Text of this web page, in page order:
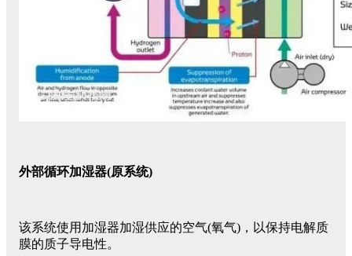
外部循环加湿器(原系统)
该系统使用加湿器加湿供应的空气(氧气)，以保持电解质
膜的质子导电性。